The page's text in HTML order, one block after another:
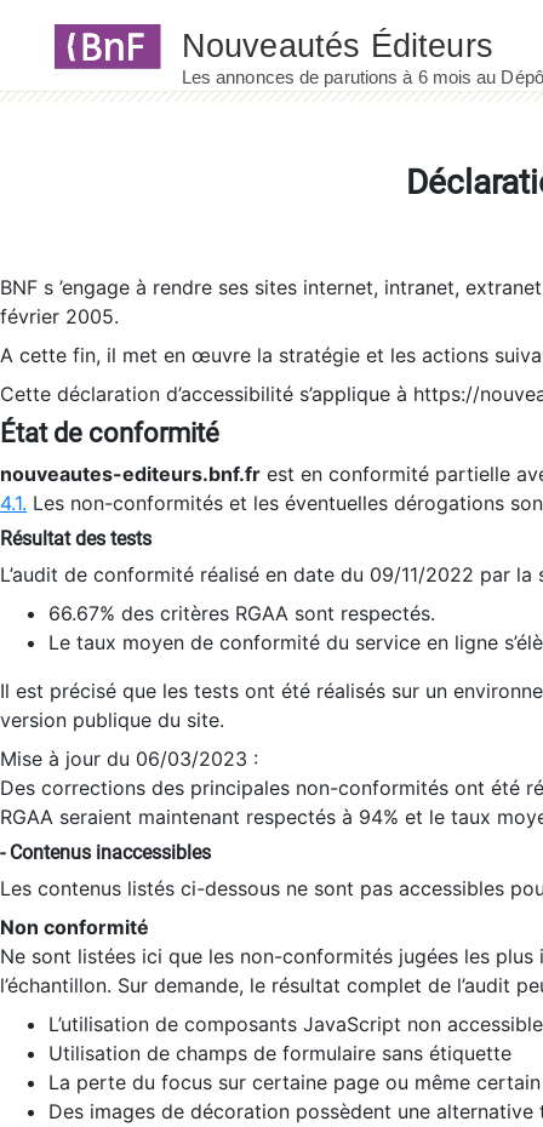
BNF s ’engage à rendre ses sites internet, intranet,
février 2005.
A cette fin, il met en œuvre la stratégie et les actions
Cette déclaration d’accessibilité s’applique à https://
État de conformité
nouveautes-editeurs.bnf.fr est en conformité partielle
4.1. Les non-conformités et les éventuelles dérogations
Résultat des tests
L’audit de conformité réalisé en date du 09/11/2022 par
66.67% des critères RGAA sont respectés.
Le taux moyen de conformité du service en ligne
Il est précisé que les tests ont été réalisés sur un
version publique du site.
Mise à jour du 06/03/2023 :
Des corrections des principales non-conformités ont été
RGAA seraient maintenant respectés à 94% et le taux
- Contenus inaccessibles
Les contenus listés ci-dessous ne sont pas accessibles
Non conformité
Ne sont listées ici que les non-conformités jugées les
l’échantillon. Sur demande, le résultat complet de l’audit
L’utilisation de composants JavaScript non
Utilisation de champs de formulaire sans étiquette
La perte du focus sur certaine page ou même
Des images de décoration possèdent une alternative